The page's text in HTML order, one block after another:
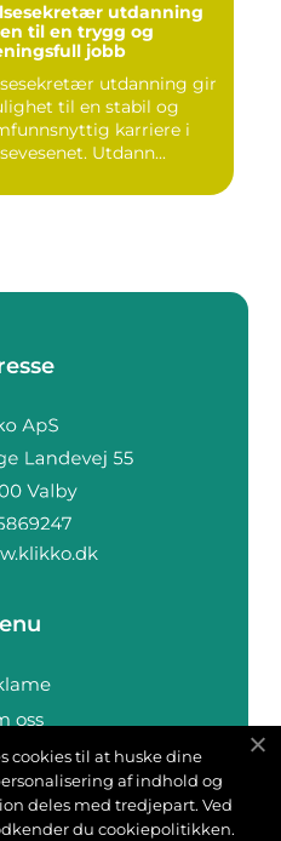
utdanning
til en trygg og
jobb
utdanning gir
til en stabil og
karriere i
Utdann...
oss
Oss
cookies til at huske dine
af indhold og
deles med tredjepart. Ved
du cookiepolitikken.